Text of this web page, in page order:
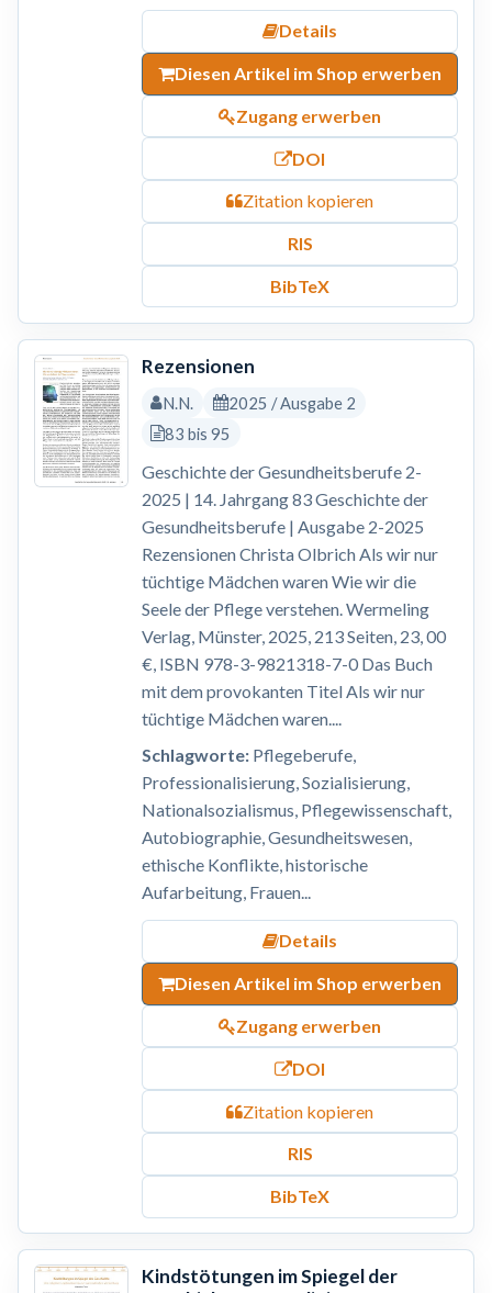
Details
Diesen Artikel im Shop erwerben
Zugang erwerben
DOI
Zitation kopieren
RIS
BibTeX
Rezensionen
N.N.
2025 / Ausgabe 2
83 bis 95
Geschichte der Gesundheitsberufe 2-
2025 | 14. Jahrgang 83 Geschichte der
Gesundheitsberufe | Ausgabe 2-2025
Rezensionen Christa Olbrich Als wir nur
tüchtige Mädchen waren Wie wir die
Seele der Pflege verstehen. Wermeling
Verlag, Münster, 2025, 213 Seiten, 23, 00
€, ISBN 978-3-9821318-7-0 Das Buch
mit dem provokanten Titel Als wir nur
tüchtige Mädchen waren....
Schlagworte:Pflegeberufe,
Professionalisierung, Sozialisierung,
Nationalsozialismus, Pflegewissenschaft,
Autobiographie, Gesundheitswesen,
ethische Konflikte, historische
Aufarbeitung, Frauen...
Details
Diesen Artikel im Shop erwerben
Zugang erwerben
DOI
Zitation kopieren
RIS
BibTeX
Kindstötungen im Spiegel der